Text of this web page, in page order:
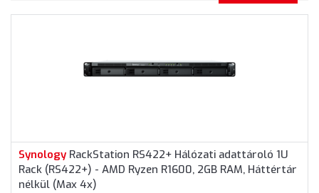
Synology RackStation RS422+ Hálózati adattároló 1U
Rack (RS422+) - AMD Ryzen R1600, 2GB RAM, Háttértár
nélkül (Max 4x)